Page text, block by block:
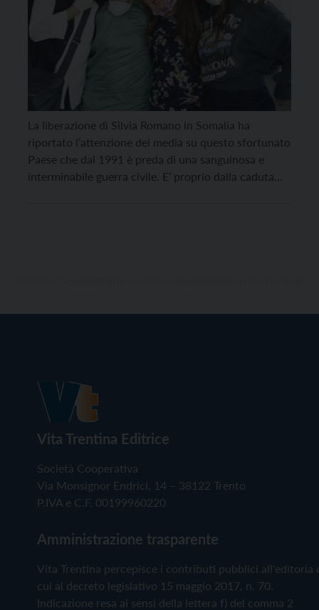
La liberazione di Silvia Romano in Somalia ha
riportato l’attenzione dei media su questo sfortunato
Paese che dal 1991 è preda di una sanguinosa e
interminabile guerra civile. E’ proprio dalla caduta
Vita Trentina Editrice
Società Cooperativa
Via Monsignor Endrici, 14 – 38122 Trento
P.IVA e C.F. 00199960220
Amministrazione trasparente
Vita Trentina percepisce i contributi pubblici all'editoria
cui al decreto legislativo 15 maggio 2017, n. 70.
Indicazione resa ai sensi della lettera f) del comma 2